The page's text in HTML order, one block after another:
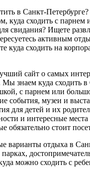
в Санкт-
куда сходить с парнем
свидания? Ищете
активным
куда сходить на
сайт о самых
Мы знаем куда сходить
с парнем или
события, музеи и
для детей и их
и интересные
обязательно стоит
варианты отдыха в
можно сходить с